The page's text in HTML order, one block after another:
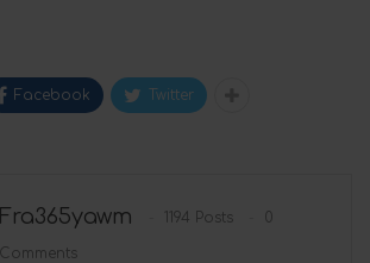
Facebook Twitter
Fra365yawm 1194 Posts 0
Comments